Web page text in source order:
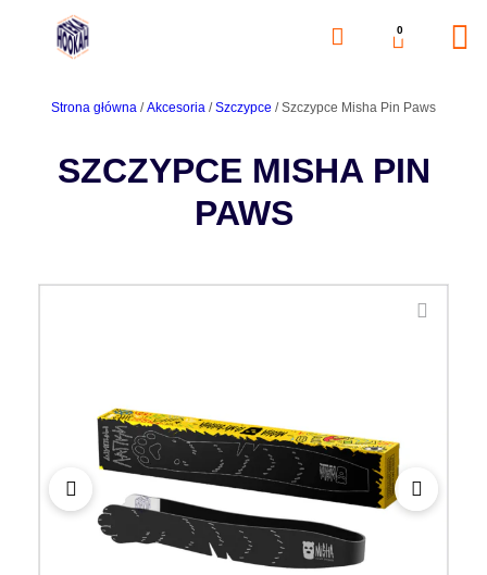
0
Strona główna /Akcesoria /Szczypce / Szczypce Misha Pin Paws
SZCZYPCE MISHA PIN
PAWS